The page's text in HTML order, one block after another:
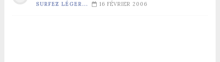
SURFEZ LÉGER... 16 FÉVRIER 2006